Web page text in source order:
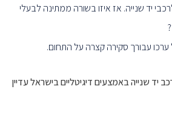
יד שנייה. אז איזו בשורה ממתינה לבעלי
ערכו עבורך סקירה קצרה על התחום.
יד שנייה באמצעים דיגיטליים בישראל עדיין